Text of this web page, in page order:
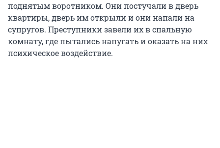
поднятым воротником. Они постучали в дверь
квартиры, дверь им открыли и они напали на
супругов. Преступники завели их в спальную
комнату, где пытались напугать и оказать на них
психическое воздействие.